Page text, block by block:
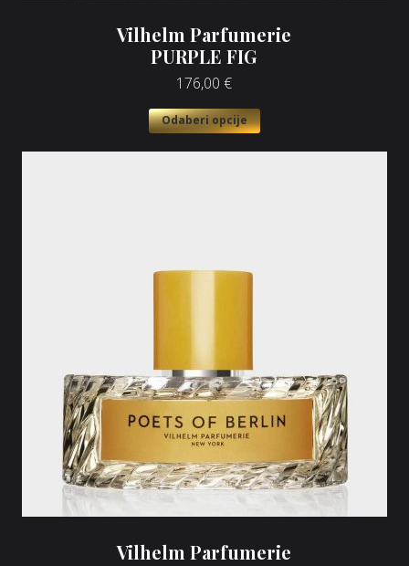
Vilhelm Parfumerie
PURPLE FIG
176,00 €
Odaberi opcije
Vilhelm Parfumerie